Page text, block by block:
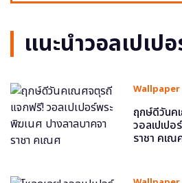
แนะนำวอลเปเป
Wallpaper
ฤกษ์ดีวันค
วอลเปเป
ราชา คเณ